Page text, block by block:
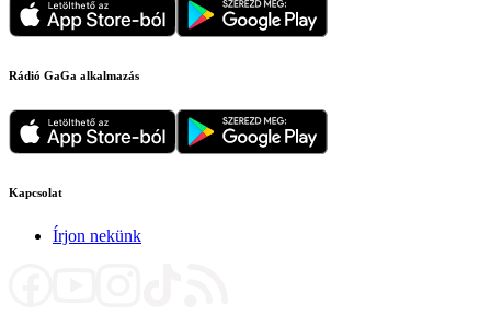
Rádió GaGa alkalmazás
Kapcsolat
Írjon nekünk